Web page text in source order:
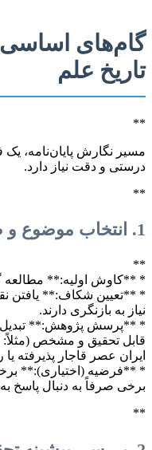
گام‌های اساسی
تاریخ علم
**
مسیر نگارش پایان‌نامه،
درستی و دقت نیاز دارد.
**
1. انتخاب موضوع و صورت‌بندی مسئله
**
* **کاوش اولیه:** مطالعه
* **تعیین شکاف:** یافتن
نیاز به بازنگری دارند.
* **پرسش پژوهش:**
قابل تحقیق و مشخص (مثلاً:
ایران عصر قاجار پذیرفته
* **فرضیه (اختیاری):**
برخی صرفاً به دنبال پاسخ
**